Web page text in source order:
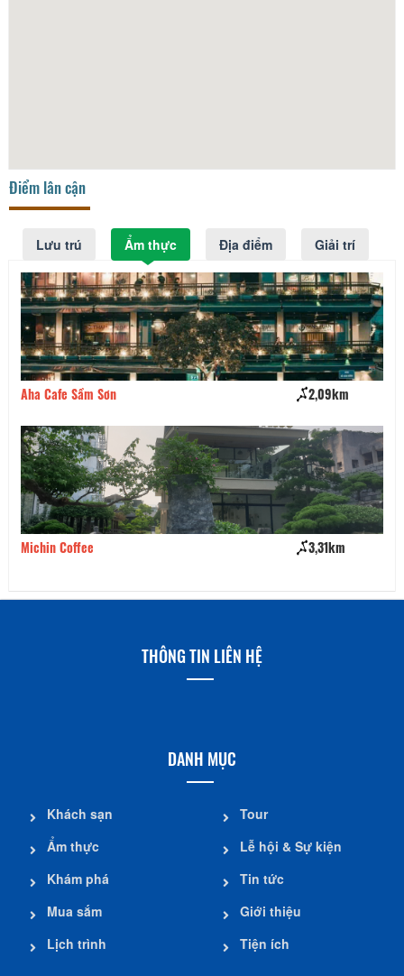
Điểm lân cận
Lưu trú Ẩm thực Địa điểm Giải trí
Aha Cafe Sầm Sơn 2,09km
Michin Coffee 3,31km
THÔNG TIN LIÊN HỆ
DANH MỤC
Khách sạn
Ẩm thực
Khám phá
Mua sắm
Lịch trình
Tour
Lễ hội & Sự kiện
Tin tức
Giới thiệu
Tiện ích